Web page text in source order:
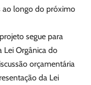
ao longo do próximo
segue para
Lei Orgânica do
orçamentária
da Lei